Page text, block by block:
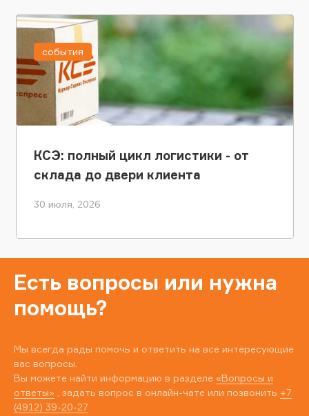
КСЭ: полный цикл логистики - от
склада до двери клиента
30 июля, 2026
события
Есть вопросы или нужна
помощь?
Мы всегда рады помочь и ответить на все интересующие
вас вопросы.
Вы можете найти информацию в разделе «Вопросы и
ответы» , задать вопрос в онлайн-чате или позвонить +7
(4912) 39-20-27